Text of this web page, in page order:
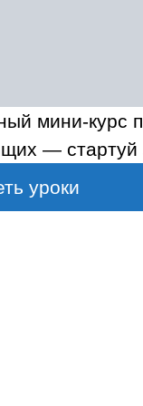
мини-курс
— стартуй
уроки